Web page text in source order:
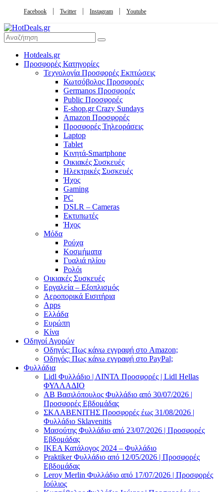
Facebook Twitter Instagram Youtube
Hotdeals.gr
Προσφορές Κατηγορίες
Τεχνολογία Προσφορές Εκπτώσεις
Κωτσόβολος Προσφορές
Germanos Προσφορές
Public Προσφορές
E-shop.gr Crazy Sundays
Amazon Προσφορές
Προσφορές Τηλεοράσεις
Laptop
Tablet
Κινητά-Smartphone
Οικιακές Συσκευές
Hλεκτρικές Συσκευές
Ήχος
Gaming
PC
DSLR – Cameras
Εκτυπωτές
Ήχος
Μόδα
Ρούχα
Κοσμήματα
Γυαλιά ηλίου
Ρολόι
Οικιακές Συσκευές
Εργαλεία – Εξοπλισμός
Αεροπορικά Εισιτήρια
Apps
Ελλάδα
Ευρώπη
Κίνα
Οδηγοί Αγορών
Οδηγός: Πως κάνω εγγραφή στο Amazon;
Οδηγός: Πως κάνω εγγραφή στο PayPal;
Φυλλάδια
Lidl Φυλλάδιο | ΛΙΝΤΛ Προσφορές | Lidl Hellas
ΦΥΛΛΑΔΙΟ
AB Βασιλόπουλος Φυλλάδιο από 30/07/2026 |
Προσφορές Εβδομάδας
ΣΚΛΑΒΕΝΙΤΗΣ Προσφορές έως 31/08/2026 |
Φυλλάδιο Sklavenitis
Μασούτης Φυλλάδιο από 23/07/2026 | Προσφορές
Εβδομάδας
ΙΚΕΑ Κατάλογος 2024 – Φυλλάδιο
Praktiker Φυλλάδιο από 12/05/2026 | Προσφορές
Εβδομάδας
Leroy Merlin Φυλλάδιο από 17/07/2026 | Προσφορές
Ιούλιος